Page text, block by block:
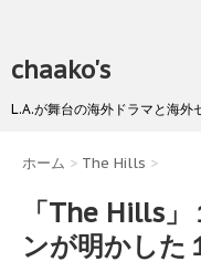
chaako's
L.A.が舞台の海外ドラマと海外
ホーム > The Hills >
「The Hills
ンが明かした